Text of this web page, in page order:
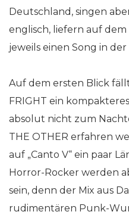
Deutschland, singen
englisch, liefern auf
jeweils einen Song in
Auf dem ersten Blick
FRIGHT ein
absolut nicht zum
THE OTHER erfahren
auf „Canto V“ ein paar
Horror-Rocker werden
sein, denn der Mix aus
rudimentären Punk-